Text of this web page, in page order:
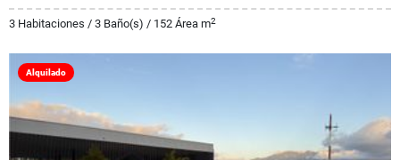
3 Habitaciones / 3 Baño(s) / 152 Área m2
Alquilado